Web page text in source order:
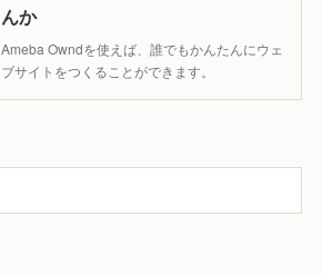
んか
Ameba Owndを使えば、誰でもかんたんにウェ
ブサイトをつくることができます。